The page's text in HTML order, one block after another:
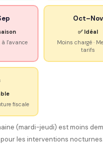
à l'avance
Oct–Nov
✅ Idéal
Moins chargé ·
tarifs
fiscale
(mardi-jeudi) est moins
les interventions